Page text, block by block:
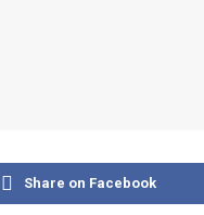
Share on Facebook